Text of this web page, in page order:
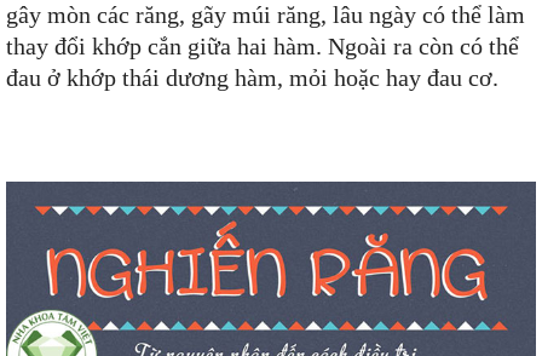
gây mòn các răng, gãy múi răng, lâu ngày có thể làm
thay đổi khớp cắn giữa hai hàm. Ngoài ra còn có thể
đau ở khớp thái dương hàm, mỏi hoặc hay đau cơ.